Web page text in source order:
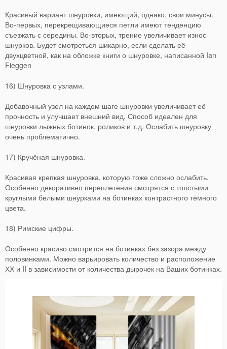
Красивый вариант шнуровки, имеющий, однако, свои минусы.
Во-первых, перекрещивающиеся петли имеют тенденцию
съезжать с середины. Во-вторых, трение увеличивает износ
шнурков. Будет смотреться шикарно, если сделать её
двухцветной, как на обложке книги о шнуровке, написанной Ian
Fieggen
16) Шнуровка с узлами.
Добавочный узел на каждом шаге шнуровки увеличивает её
прочность и улучшает внешний вид. Способ идеален для
шнуровки лыжных ботинок, роликов и т.д. Ослабить шнуровку
очень проблематично.
17) Кручёная шнуровка.
Красивая крепкая шнуровка, которую тоже сложно ослабить.
Особенно декоративно переплетения смотрятся с толстыми
круглыми белыми шнурками на ботинках контрастного тёмного
цвета.
18) Римские цифры.
Особенно красиво смотрится на ботинках без зазора между
половинками. Можно варьировать количество и расположение
ХХ и II в зависимости от количества дырочек на Ваших ботинках.